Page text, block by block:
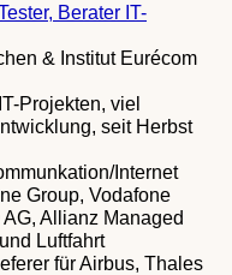
Berater IT-
& Institut Eurécom
Projekten, viel
seit Herbst
Internet
Group, Vodafone
Allianz Managed
Luftfahrt
für Airbus, Thales